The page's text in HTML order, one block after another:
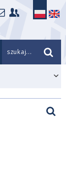
szukaj...